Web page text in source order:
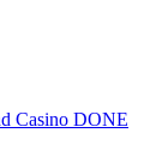
Casino DONE